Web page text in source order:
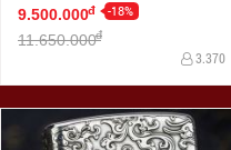
9.500.000đ -18%
11.650.000đ
3.370